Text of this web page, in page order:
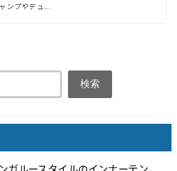
ンプやデュ...
検索